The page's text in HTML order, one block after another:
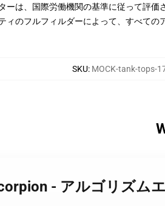
ーは、国際労働機関の基準に従って評価
ィのフルフィルダーによって、すべて
SKU: MOCK-tank-tops-
- アルゴリズム